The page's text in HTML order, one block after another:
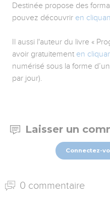
Destinée propose des
pouvez découvrir en
Il aussi l'auteur du livre «
avoir gratuitement en
numérisé sous la forme
par jour).
Laisser un
Connectez-
0 commentaire